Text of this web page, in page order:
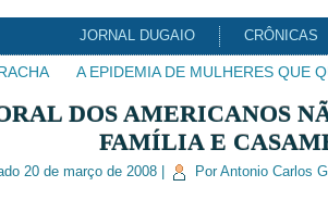
JORNAL DUGAIO CRÔNICAS
A EPIDEMIA DE MULHERES QUE
DOS AMERICANOS
FAMÍLIA E
20 de março de 2008| Por Antonio Carlos